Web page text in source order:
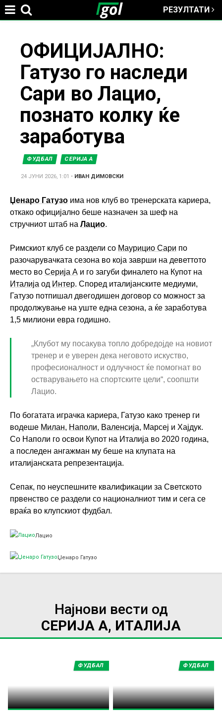
РЕЗУЛТАТИ
here
ОФИЦИЈАЛНО:
Гатузо го наследи
Сари во Лацио,
познато колку ќе
заработува
ФУДБАЛ СЕРИЈА А
24 ЈУНИ 2026, 1:01 • ИВАН ДИМОВСКИ
Џенаро Гатузо има нов клуб во тренерската кариера,
откако официјално беше назначен за шеф на
стручниот штаб на Лацио.
Римскиот клуб се раздели со Маурицио Сари по
разочарувачката сезона во која заврши на деветтото
место во Серија А и го загуби финалето на Купот на
Италија од Интер. Според италијанските медиуми,
Гатузо потпишал двегодишен договор со можност за
продолжување на уште една сезона, а ќе заработува
1,5 милиони евра годишно.
„Клубот му посакува топло добредојде на новиот
тренер и е уверен дека неговото искуство,
професионалност и одлучност ќе помогнат во
остварувањето на спортските цели“, соопшти
Лацио.
По богатата играчка кариера, Гатузо како тренер ги
водеше Милан, Наполи, Валенсија, Марсеј и Хајдук.
Со Наполи го освои Купот на Италија во 2020 година,
а последен ангажман му беше на клупата на
италијанската репрезентација.
Сепак, по неуспешните квалификации за Светското
првенство се раздели со националниот тим и сега се
враќа во клупскиот фудбал.
Лацио
Џенаро Гатузо
Најнови вести од
СЕРИЈА А, ИТАЛИЈА
ФУДБАЛ ФУДБАЛ